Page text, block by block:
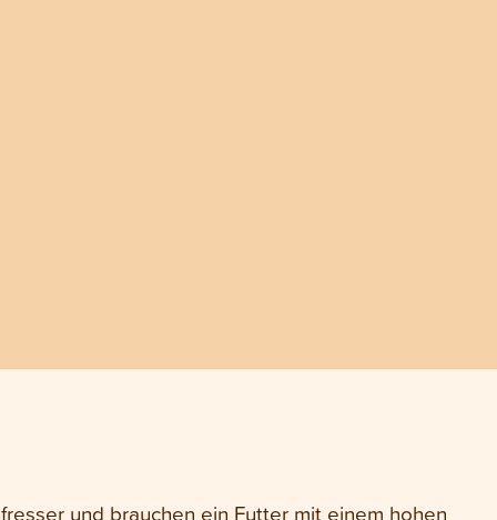
und brauchen ein Futter mit einem hohen